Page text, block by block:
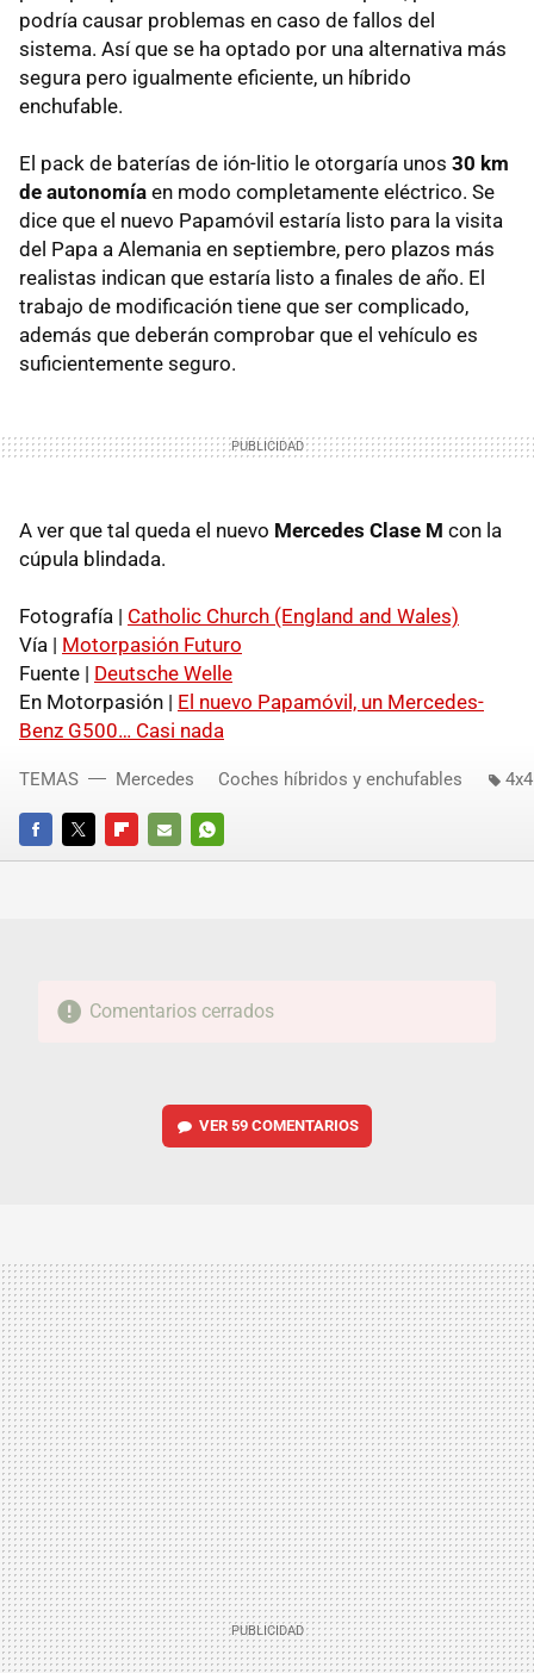
podría causar problemas en caso de fallos del
sistema. Así que se ha optado por una alternativa más
segura pero igualmente eficiente, un híbrido
enchufable.
El pack de baterías de ión-litio le otorgaría unos 30 km
de autonomía en modo completamente eléctrico. Se
dice que el nuevo Papamóvil estaría listo para la visita
del Papa a Alemania en septiembre, pero plazos más
realistas indican que estaría listo a finales de año. El
trabajo de modificación tiene que ser complicado,
además que deberán comprobar que el vehículo es
suficientemente seguro.
A ver que tal queda el nuevo Mercedes Clase M con la
cúpula blindada.
Fotografía | Catholic Church (England and Wales)
Vía | Motorpasión Futuro
Fuente | Deutsche Welle
En Motorpasión | El nuevo Papamóvil, un Mercedes-
Benz G500… Casi nada
FACEBOOKTWITTERFLIPBOARD
E-
WHATSAPP
TEMAS Mercedes Coches híbridos y enchufables 4x4
Comentarios cerrados
VER 59 COMENTARIOS